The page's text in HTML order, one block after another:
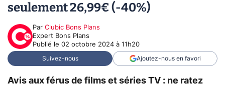
seulement 26,99€ (-40%)
Par Clubic Bons Plans
Expert Bons Plans
Publié le 02 octobre 2024 à 11h20
Suivez-nous Ajoutez-nous en favori
Avis aux férus de films et séries TV : ne ratez